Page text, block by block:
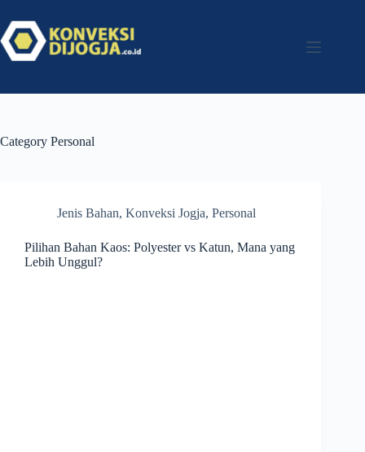
Category Personal
Jenis Bahan, Konveksi Jogja, Personal
Pilihan Bahan Kaos: Polyester vs Katun, Mana yang
Lebih Unggul?